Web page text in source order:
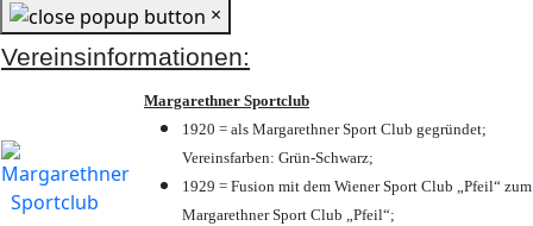
×
Vereinsinformationen:
Margarethner Sportclub
1920 = als Margarethner Sport Club gegründet;
Vereinsfarben: Grün-Schwarz;
1929 = Fusion mit dem Wiener Sport Club „Pfeil“ zum
Margarethner Sport Club „Pfeil“;